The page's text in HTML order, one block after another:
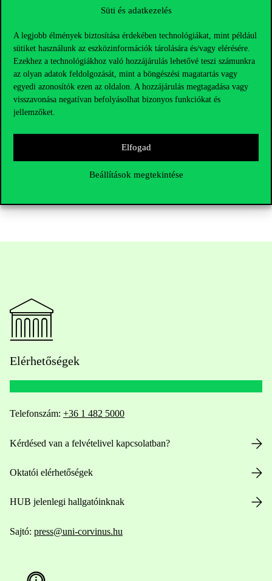
Süti és adatkezelés
A legjobb élmények biztosítása érdekében technológiákat, mint például
sütiket használunk az eszközinformációk tárolására és/vagy elérésére.
Ezekhez a technológiákhoz való hozzájárulás lehetővé teszi számunkra
az olyan adatok feldolgozását, mint a böngészési magatartás vagy
egyedi azonosítók ezen az oldalon. A hozzájárulás megtagadása vagy
visszavonása negatívan befolyásolhat bizonyos funkciókat és
jellemzőket.
Elfogad
Beállítások megtekintése
segítség nem várhat egy megbeszélt időpontig. Keresd fel/segíts
gondozóba/hívd a 112-es segélyhívószámot, ahol mentőküldéssel
is tudnak segíteni.
Lelki segély ingyenesen hívható száma: 116-123
Bejelentkezés egyéni
Elérhetőségek
Telefonszám: +36 1 482 5000
Kérdésed van a felvételivel kapcsolatban?
Oktatói elérhetőségek
HUB jelenlegi hallgatóinknak
Sajtó: press@uni-corvinus.hu